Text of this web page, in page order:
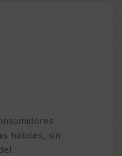
hábiles, sin